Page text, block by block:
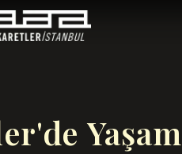
Yaşam